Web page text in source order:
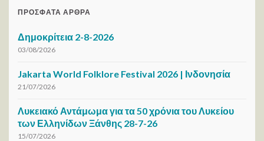
ΠΡΌΣΦΑΤΑ ΆΡΘΡΑ
Δημοκρίτεια 2-8-2026
03/08/2026
Jakarta World Folklore Festival 2026 | Ινδονησία
21/07/2026
Λυκειακό Αντάμωμα για τα 50 χρόνια του Λυκείου
των Ελληνίδων Ξάνθης 28-7-26
15/07/2026